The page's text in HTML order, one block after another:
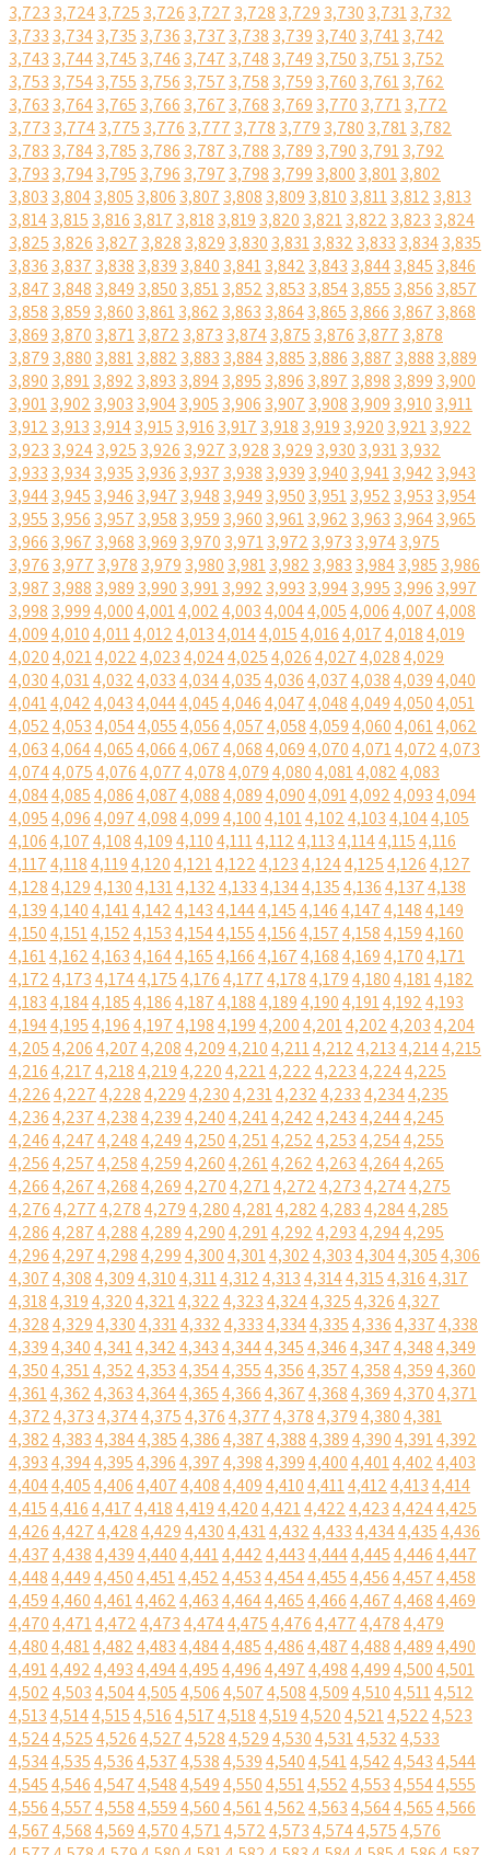
3,723 3,7243,725 3,726 3,727 3,728 3,729 3,730 3,7313,732
3,733 3,7343,735 3,736 3,737 3,738 3,739 3,740 3,7413,742
3,743 3,7443,745 3,746 3,747 3,748 3,749 3,750 3,7513,752
3,753 3,7543,755 3,756 3,757 3,758 3,759 3,760 3,7613,762
3,763 3,7643,765 3,766 3,767 3,768 3,769 3,770 3,7713,772
3,773 3,7743,775 3,776 3,777 3,778 3,779 3,780 3,7813,782
3,783 3,7843,785 3,786 3,787 3,788 3,789 3,790 3,7913,792
3,793 3,7943,795 3,796 3,797 3,798 3,799 3,800 3,8013,802
3,803 3,8043,805 3,806 3,807 3,808 3,809 3,810 3,8113,812 3,813
3,8143,815 3,816 3,817 3,818 3,819 3,820 3,8213,822 3,823 3,824
3,825 3,826 3,827 3,828 3,829 3,830 3,8313,832 3,833 3,8343,835
3,836 3,837 3,838 3,839 3,840 3,8413,842 3,843 3,8443,845 3,846
3,847 3,848 3,849 3,850 3,8513,852 3,853 3,8543,855 3,856 3,857
3,858 3,859 3,860 3,8613,862 3,863 3,8643,865 3,866 3,867 3,868
3,869 3,870 3,8713,872 3,873 3,8743,875 3,876 3,877 3,878
3,879 3,880 3,8813,882 3,883 3,8843,885 3,886 3,887 3,888 3,889
3,890 3,8913,892 3,893 3,8943,895 3,896 3,897 3,898 3,899 3,900
3,9013,902 3,903 3,9043,905 3,906 3,907 3,908 3,909 3,910 3,911
3,912 3,913 3,9143,915 3,916 3,917 3,918 3,919 3,920 3,9213,922
3,923 3,9243,925 3,926 3,927 3,928 3,929 3,930 3,9313,932
3,933 3,9343,935 3,936 3,937 3,938 3,939 3,940 3,9413,942 3,943
3,9443,945 3,946 3,947 3,948 3,949 3,950 3,9513,952 3,953 3,954
3,955 3,956 3,957 3,958 3,959 3,960 3,9613,962 3,963 3,9643,965
3,966 3,967 3,968 3,969 3,970 3,9713,972 3,973 3,9743,975
3,976 3,977 3,978 3,979 3,980 3,9813,982 3,983 3,9843,985 3,986
3,987 3,988 3,989 3,990 3,9913,992 3,993 3,9943,995 3,996 3,997
3,998 3,9994,0004,0014,0024,0034,0044,0054,0064,0074,008
4,0094,0104,0114,0124,0134,0144,0154,0164,0174,0184,019
4,0204,0214,0224,0234,0244,0254,0264,0274,0284,029
4,0304,0314,0324,0334,0344,0354,0364,0374,0384,0394,040
4,0414,0424,0434,0444,0454,0464,0474,0484,0494,0504,051
4,0524,0534,0544,0554,0564,0574,0584,0594,0604,0614,062
4,0634,0644,0654,0664,0674,0684,0694,0704,0714,0724,073
4,0744,0754,0764,0774,0784,0794,0804,0814,0824,083
4,0844,0854,0864,0874,0884,0894,0904,0914,0924,0934,094
4,0954,0964,0974,0984,0994,1004,1014,1024,1034,1044,105
4,1064,1074,1084,1094,1104,1114,1124,1134,1144,1154,116
4,1174,1184,1194,1204,1214,1224,1234,1244,1254,1264,127
4,1284,1294,1304,1314,1324,1334,1344,1354,1364,1374,138
4,1394,1404,1414,1424,1434,1444,1454,1464,1474,1484,149
4,1504,1514,1524,1534,1544,1554,1564,1574,1584,1594,160
4,1614,1624,1634,1644,1654,1664,1674,1684,1694,1704,171
4,1724,1734,1744,1754,1764,1774,1784,1794,1804,1814,182
4,1834,1844,1854,1864,1874,1884,1894,1904,1914,1924,193
4,1944,1954,1964,1974,1984,1994,2004,2014,2024,2034,204
4,2054,2064,2074,2084,2094,2104,2114,2124,2134,2144,215
4,2164,2174,2184,2194,2204,2214,2224,2234,2244,225
4,2264,2274,2284,2294,2304,2314,2324,2334,2344,235
4,2364,2374,2384,2394,2404,2414,2424,2434,2444,245
4,2464,2474,2484,2494,2504,2514,2524,2534,2544,255
4,2564,2574,2584,2594,2604,2614,2624,2634,2644,265
4,2664,2674,2684,2694,2704,2714,2724,2734,2744,275
4,2764,2774,2784,2794,2804,2814,2824,2834,2844,285
4,2864,2874,2884,2894,2904,2914,2924,2934,2944,295
4,2964,2974,2984,2994,3004,3014,3024,3034,3044,3054,306
4,3074,3084,3094,3104,3114,3124,3134,3144,3154,3164,317
4,3184,3194,3204,3214,3224,3234,3244,3254,3264,327
4,3284,3294,3304,3314,3324,3334,3344,3354,3364,3374,338
4,3394,3404,3414,3424,3434,3444,3454,3464,3474,3484,349
4,3504,3514,3524,3534,3544,3554,3564,3574,3584,3594,360
4,3614,3624,3634,3644,3654,3664,3674,3684,3694,3704,371
4,3724,3734,3744,3754,3764,3774,3784,3794,3804,381
4,3824,3834,3844,3854,3864,3874,3884,3894,3904,3914,392
4,3934,3944,3954,3964,3974,3984,3994,4004,4014,4024,403
4,4044,4054,4064,4074,4084,4094,4104,4114,4124,4134,414
4,4154,4164,4174,4184,4194,4204,4214,4224,4234,4244,425
4,4264,4274,4284,4294,4304,4314,4324,4334,4344,4354,436
4,4374,4384,4394,4404,4414,4424,4434,4444,4454,4464,447
4,4484,4494,4504,4514,4524,4534,4544,4554,4564,4574,458
4,4594,4604,4614,4624,4634,4644,4654,4664,4674,4684,469
4,4704,4714,4724,4734,4744,4754,4764,4774,4784,479
4,4804,4814,4824,4834,4844,4854,4864,4874,4884,4894,490
4,4914,4924,4934,4944,4954,4964,4974,4984,4994,5004,501
4,5024,5034,5044,5054,5064,5074,5084,5094,5104,5114,512
4,5134,5144,5154,5164,5174,5184,5194,5204,5214,5224,523
4,5244,5254,5264,5274,5284,5294,5304,5314,5324,533
4,5344,5354,5364,5374,5384,5394,5404,5414,5424,5434,544
4,5454,5464,5474,5484,5494,5504,5514,5524,5534,5544,555
4,5564,5574,5584,5594,5604,5614,5624,5634,5644,5654,566
4,5674,5684,5694,5704,5714,5724,5734,5744,5754,576